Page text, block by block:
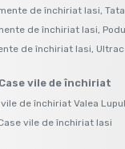
de închiriat Iasi,
de închiriat Iasi,
de închiriat Iasi,
Case vile de închiriat
vile de închiriat Valea
vile de închiriat Iasi